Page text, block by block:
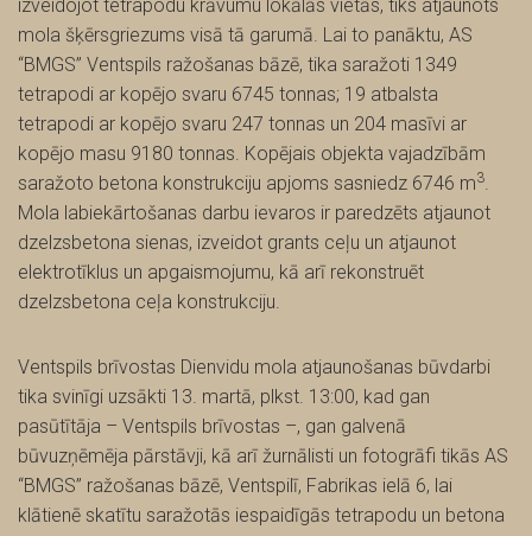
izveidojot tetrapodu krāvumu lokālās vietās, tiks atjaunots
mola šķērsgriezums visā tā garumā. Lai to panāktu, AS
“BMGS” Ventspils ražošanas bāzē, tika saražoti 1349
tetrapodi ar kopējo svaru 6745 tonnas; 19 atbalsta
tetrapodi ar kopējo svaru 247 tonnas un 204 masīvi ar
kopējo masu 9180 tonnas. Kopējais objekta vajadzībām
saražoto betona konstrukciju apjoms sasniedz 6746 m3.
Mola labiekārtošanas darbu ievaros ir paredzēts atjaunot
dzelzsbetona sienas, izveidot grants ceļu un atjaunot
elektrotīklus un apgaismojumu, kā arī rekonstruēt
dzelzsbetona ceļa konstrukciju.
Ventspils brīvostas Dienvidu mola atjaunošanas būvdarbi
tika svinīgi uzsākti 13. martā, plkst. 13:00, kad gan
pasūtītāja – Ventspils brīvostas –, gan galvenā
būvuzņēmēja pārstāvji, kā arī žurnālisti un fotogrāfi tikās AS
“BMGS” ražošanas bāzē, Ventspilī, Fabrikas ielā 6, lai
klātienē skatītu saražotās iespaidīgās tetrapodu un betona